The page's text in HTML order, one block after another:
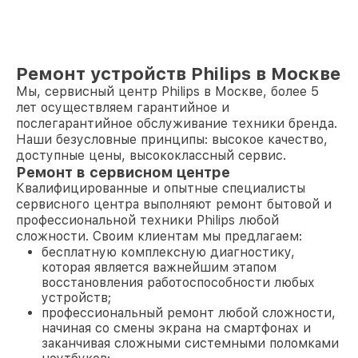
Ремонт устройств Philips в Москве
Мы, сервисный центр Philips в Москве, более 5
лет осуществляем гарантийное и
послегарантийное обслуживание техники бренда.
Наши безусловные принципы: высокое качество,
доступные цены, высококлассный сервис.
Ремонт в сервисном центре
Квалифицированные и опытные специалисты
сервисного центра выполняют ремонт бытовой и
профессиональной техники Philips любой
сложности. Своим клиентам мы предлагаем:
бесплатную комплексную диагностику,
которая является важнейшим этапом
восстановления работоспособности любых
устройств;
профессиональный ремонт любой сложности,
начиная со смены экрана на смартфонах и
заканчивая сложными системными поломками